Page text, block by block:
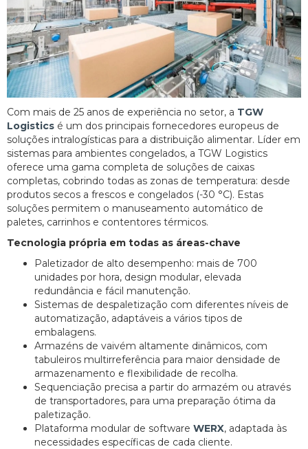
Com mais de 25 anos de experiência no setor, a TGW
Logistics é um dos principais fornecedores europeus de
soluções intralogísticas para a distribuição alimentar. Líder em
sistemas para ambientes congelados, a TGW Logistics
oferece uma gama completa de soluções de caixas
completas, cobrindo todas as zonas de temperatura: desde
produtos secos a frescos e congelados (-30 °C). Estas
soluções permitem o manuseamento automático de
paletes, carrinhos e contentores térmicos.
Tecnologia própria em todas as áreas-chave
Paletizador de alto desempenho: mais de 700
unidades por hora, design modular, elevada
redundância e fácil manutenção.
Sistemas de despaletização com diferentes níveis de
automatização, adaptáveis a vários tipos de
embalagens.
Armazéns de vaivém altamente dinâmicos, com
tabuleiros multirreferência para maior densidade de
armazenamento e flexibilidade de recolha.
Sequenciação precisa a partir do armazém ou através
de transportadores, para uma preparação ótima da
paletização.
Plataforma modular de software WERX, adaptada às
necessidades específicas de cada cliente.